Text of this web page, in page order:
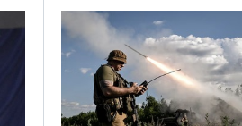
გადახედვა